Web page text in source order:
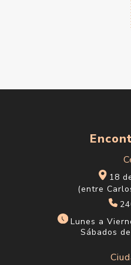
18
(entre
Lunes a
Sábados